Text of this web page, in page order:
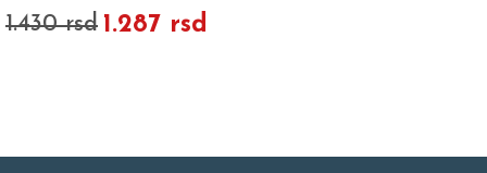
1.430 rsd 1.287 rsd